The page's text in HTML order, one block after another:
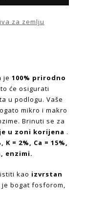
za zemlju
je 100% prirodno
će osigurati
u podlogu. Vaše
mikro i makro
Brinuti se za
u zoni korijena .
K = 2%, Ca = 15%,
enzimi.
kao izvrstan
je bogat fosforom,